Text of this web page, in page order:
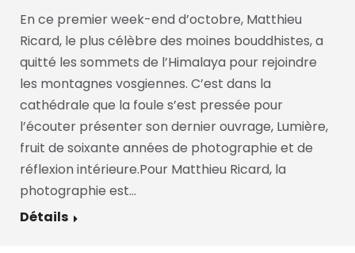
En ce premier week-end d’octobre, Matthieu
Ricard, le plus célèbre des moines bouddhistes, a
quitté les sommets de l’Himalaya pour rejoindre
les montagnes vosgiennes. C’est dans la
cathédrale que la foule s’est pressée pour
l’écouter présenter son dernier ouvrage, Lumière,
fruit de soixante années de photographie et de
réflexion intérieure.Pour Matthieu Ricard, la
photographie est…
Détails